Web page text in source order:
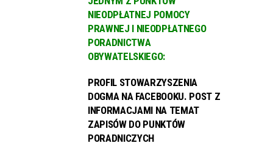
NIEODPŁATNEJ POMOCY
PRAWNEJ I NIEODPŁATNEGO
PORADNICTWA
OBYWATELSKIEGO:
PROFIL STOWARZYSZENIA
DOGMA NA FACEBOOKU. POST Z
INFORMACJAMI NA TEMAT
ZAPISÓW DO PUNKTÓW
PORADNICZYCH